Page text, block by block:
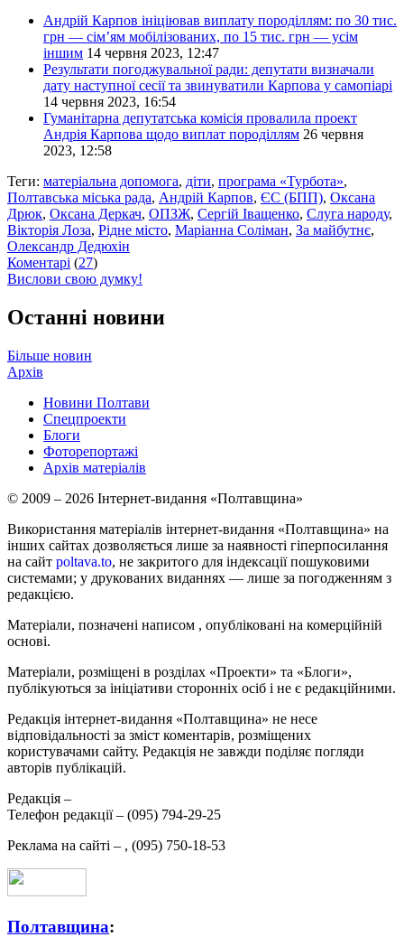
Андрій Карпов ініціював виплату породіллям: по 30 тис.
грн — сім’ям мобілізованих, по 15 тис. грн — усім
іншим 14 червня 2023, 12:47
Результати погоджувальної ради: депутати визначали
дату наступної сесії та звинуватили Карпова у самопіарі
14 червня 2023, 16:54
Гуманітарна депутатська комісія провалила проект
Андрія Карпова щодо виплат породіллям 26 червня
2023, 12:58
Теги: матеріальна допомога, діти, програма «Турбота»,
Полтавська міська рада, Андрій Карпов, ЄС (БПП), Оксана
Дрюк, Оксана Деркач, ОПЗЖ, Сергій Іващенко, Слуга народу,
Вікторія Лоза, Рідне місто, Маріанна Соліман, За майбутнє,
Олександр Дедюхін
Коментарі (27)
Вислови свою думку!
Останні новини
Більше новин
Архів
Новини Полтави
Спецпроекти
Блоги
Фоторепортажі
Архів матеріалів
© 2009 – 2026 Інтернет-видання «Полтавщина»
Використання матеріалів інтернет-видання «Полтавщина» на
інших сайтах дозволяється лише за наявності гіперпосилання
на сайт poltava.to, не закритого для індексації пошуковими
системами; у друкованих виданнях — лише за погодженням з
редакцією.
Матеріали, позначені написом , опубліковані на комерційній
основі.
Матеріали, розміщені в розділах «Проекти» та «Блоги»,
публікуються за ініціативи сторонніх осіб і не є редакційними.
Редакція інтернет-видання «Полтавщина» не несе
відповідальності за зміст коментарів, розміщених
користувачами сайту. Редакція не завжди поділяє погляди
авторів публікацій.
Редакція –
Телефон редакції – (095) 794-29-25
Реклама на сайті – , (095) 750-18-53
Полтавщина: